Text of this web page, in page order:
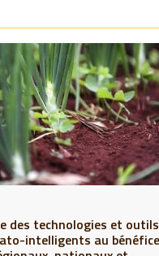
des technologies et outils
intelligents au